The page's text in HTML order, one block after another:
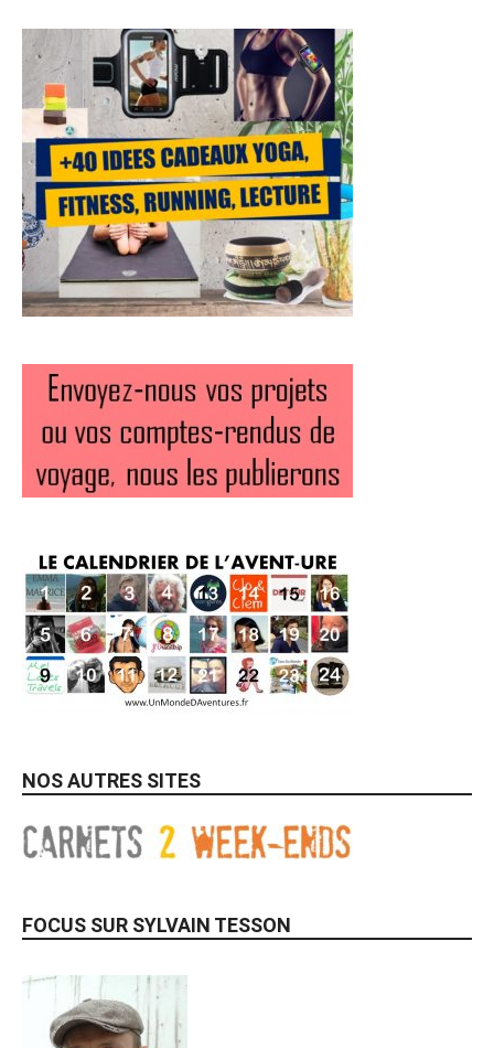
NOS AUTRES SITES
FOCUS SUR SYLVAIN TESSON